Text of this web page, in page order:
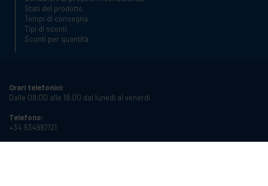
Stati del prodotto
Tempi di consegna
Tipi di sconti
Sconti per quantità
Orari telefonici:
Dalle 09:00 alle 18:00 dal lunedì al venerdì
Telefono:
+34 934987121